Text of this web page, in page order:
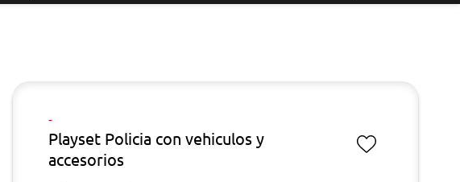
-
Playset Policia con vehiculos y
accesorios